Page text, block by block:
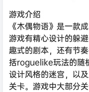
游戏介绍
《木偶物语》是一款
游戏有精心设计的躲
趣式的剧本，还有节
括roguelike玩法的随
设计风格的迷宫，以
关卡。游戏中大部分